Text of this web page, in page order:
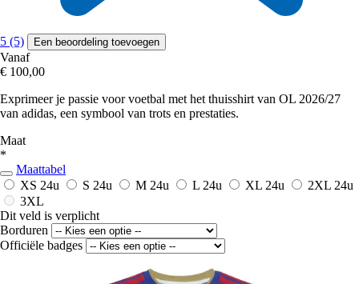
5 (5) Een beoordeling toevoegen
Vanaf
€ 100,00
Exprimeer je passie voor voetbal met het thuisshirt van OL 2026/27
van adidas, een symbool van trots en prestaties.
Maat
*
Maattabel
XS 24u S 24u M 24u L 24u XL 24u 2XL 24u
3XL
Dit veld is verplicht
Borduren
Officiële badges